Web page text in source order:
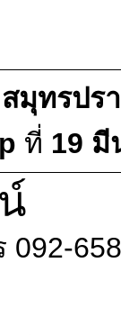
ทรปรา
ที่ 19 มี
092-